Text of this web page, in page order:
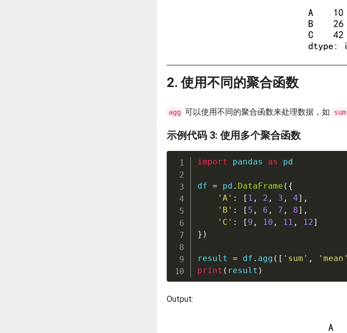
2. 使用不同的聚合函数
agg 可以使用不同的聚合函数来处理数据，如 sum
示例代码 3: 使用多个聚合函数
import pandas as pd
df = pd . DataFrame ( {
'A' : [ 1 , 2 , 3 , 4] ,
'B' : [ 5 , 6 , 7 , 8] ,
'C' : [ 9 , 10 , 11 , 12]
} )
result = df . agg ( [ 'sum' , 'mean'
print ( result )
Output: